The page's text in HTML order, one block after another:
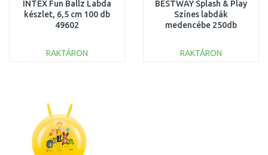
INTEX Fun Ballz Labda
készlet, 6,5 cm 100 db
49602
RAKTÁRON
BESTWAY Splash & Play
Színes labdák
medencébe 250db
RAKTÁRON